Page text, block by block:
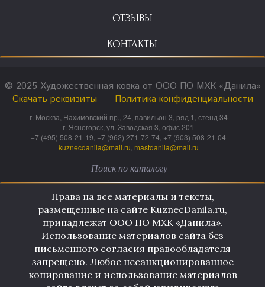
ОТЗЫВЫ
КОНТАКТЫ
© 2025 Художественная ковка от ООО ПО МХК «Данила»
Скачать реквизиты
Политика конфиденциальности
г. Москва, Нахимовский пр., 24, павильон 3, ряд 1, стенд 34
г. Ясногорск, ул. Заводская 3, офис 201
+7 (495) 508-21-19, +7 (962) 271-72-74, +7 (903) 508-21-04
kuznecdanila@mail.ru mastdanila@mail.ru
Права на все материалы и тексты,
размещенные на сайте KuznecDanila.ru,
принадлежат ООО ПО МХК «Данила».
Использование материалов сайта без
письменного согласия правообладателя
запрещено. Любое несанкционированное
копирование и использование материалов